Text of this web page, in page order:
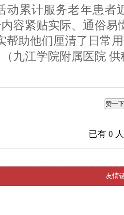
动累计服务老年患者
容紧贴实际、通俗易
帮助他们厘清了日常
九江学院附属医院 供
赞一下
已有 0
友情